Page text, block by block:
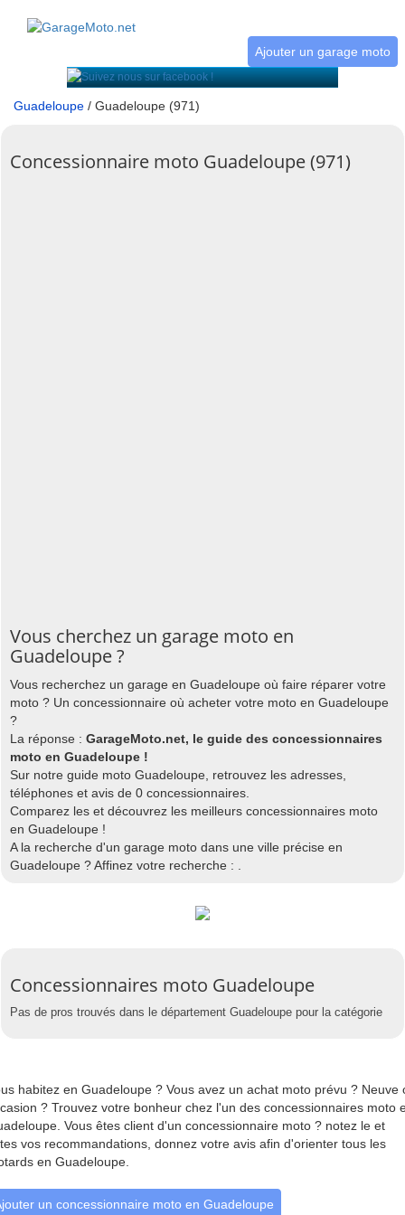
Ajouter un garage moto
Guadeloupe / Guadeloupe (971)
Concessionnaire moto Guadeloupe (971)
Vous cherchez un garage moto en
Guadeloupe ?
Vous recherchez un garage en Guadeloupe où faire réparer votre
moto ? Un concessionnaire où acheter votre moto en Guadeloupe
?
La réponse : GarageMoto.net, le guide des concessionnaires
moto en Guadeloupe !
Sur notre guide moto Guadeloupe, retrouvez les adresses,
téléphones et avis de 0 concessionnaires.
Comparez les et découvrez les meilleurs concessionnaires moto
en Guadeloupe !
A la recherche d'un garage moto dans une ville précise en
Guadeloupe ? Affinez votre recherche : .
Concessionnaires moto Guadeloupe
Pas de pros trouvés dans le département Guadeloupe pour la catégorie
habitez en Guadeloupe ? Vous avez un achat moto prévu ? Neuve
? Trouvez votre bonheur chez l'un des concessionnaires moto
Vous êtes client d'un concessionnaire moto ? notez le et
vos recommandations, donnez votre avis afin d'orienter tous les
en Guadeloupe.
un concessionnaire moto en Guadeloupe